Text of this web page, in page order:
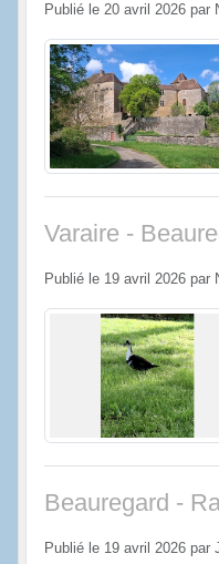
Publié le 20 avril 2026 par
Varaire -
Publié le 19 avril 2026 par
Beauregard -
Publié le 19 avril 2026 par